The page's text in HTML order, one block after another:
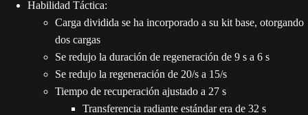
Habilidad Táctica:
Carga dividida se ha incorporado a su kit base, otorgando
dos cargas
Se redujo la duración de regeneración de 9 s a 6 s
Se redujo la regeneración de 20/s a 15/s
Tiempo de recuperación ajustado a 27 s
Transferencia radiante estándar era de 32 s